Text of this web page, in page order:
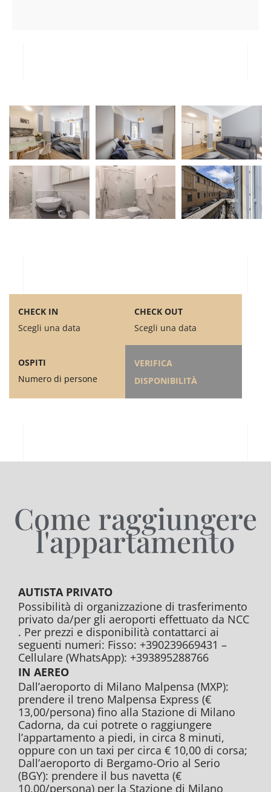
CHECK IN
Scegli una data
CHECK OUT
Scegli una data
OSPITI
Numero di persone
VERIFICA
DISPONIBILITÀ
Come raggiungere
l'appartamento
AUTISTA PRIVATO
Possibilità di organizzazione di trasferimento
privato da/per gli aeroporti effettuato da NCC
. Per prezzi e disponibilità contattarci ai
seguenti numeri: Fisso: +390239669431 –
Cellulare (WhatsApp): +393895288766
IN AEREO
Dall’aeroporto di Milano Malpensa (MXP):
prendere il treno Malpensa Express (€
13,00/persona) fino alla Stazione di Milano
Cadorna, da cui potrete o raggiungere
l’appartamento a piedi, in circa 8 minuti,
oppure con un taxi per circa € 10,00 di corsa;
Dall’aeroporto di Bergamo-Orio al Serio
(BGY): prendere il bus navetta (€
10,00/persona) per la Stazione di Milano